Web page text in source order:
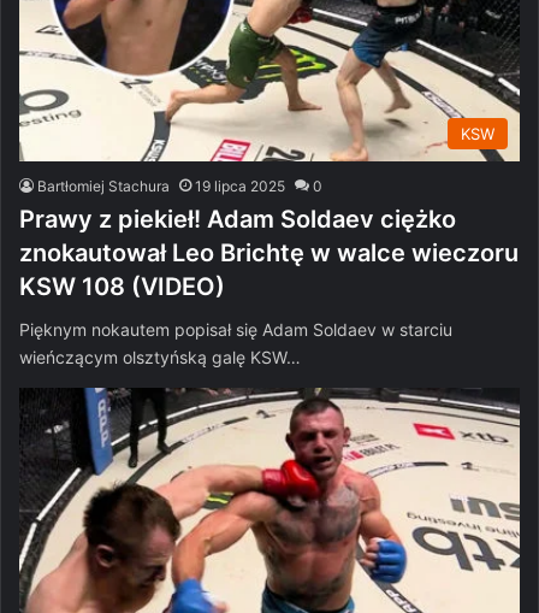
KSW
Bartłomiej Stachura 19 lipca 2025 0
Prawy z piekieł! Adam Soldaev ciężko
znokautował Leo Brichtę w walce wieczoru
KSW 108 (VIDEO)
Pięknym nokautem popisał się Adam Soldaev w starciu
wieńczącym olsztyńską galę KSW…